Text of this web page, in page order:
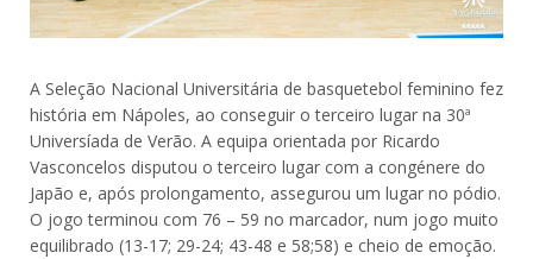
A Seleção Nacional Universitária de basquetebol feminino fez
história em Nápoles, ao conseguir o terceiro lugar na 30ª
Universíada de Verão. A equipa orientada por Ricardo
Vasconcelos disputou o terceiro lugar com a congénere do
Japão e, após prolongamento, assegurou um lugar no pódio.
O jogo terminou com 76 – 59 no marcador, num jogo muito
equilibrado (13-17; 29-24; 43-48 e 58;58) e cheio de emoção.